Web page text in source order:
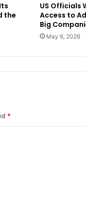
the
US Officials
Access to
Big
May 6, 2026
*